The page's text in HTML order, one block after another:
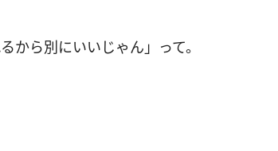
から別にいいじゃん」って。